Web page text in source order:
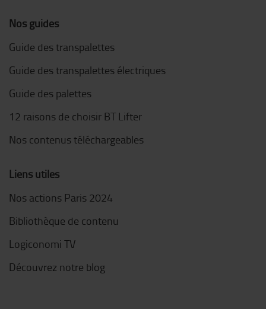
Nos guides
Guide des transpalettes
Guide des transpalettes électriques
Guide des palettes
12 raisons de choisir BT Lifter
Nos contenus téléchargeables
Liens utiles
Nos actions Paris 2024
Bibliothèque de contenu
Logiconomi TV
Découvrez notre blog